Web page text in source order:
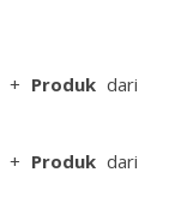
+ Produk dari
+ Produk dari